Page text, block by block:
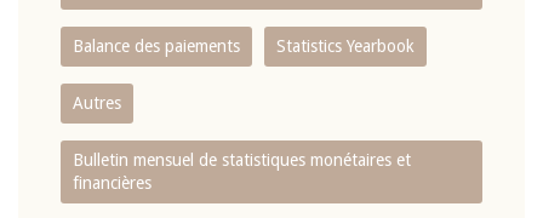
Balance des paiements Statistics Yearbook
Autres
Bulletin mensuel de statistiques monétaires et
financières